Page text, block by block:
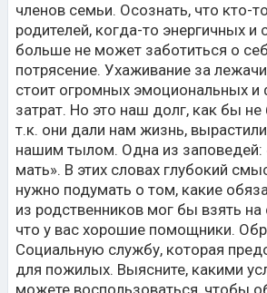
членов семьи. Осознать, что кто-
родителей, когда-то энергичных и
больше не может заботиться о
потрясение. Ухаживание за
стоит огромных эмоциональных и
затрат. Но это наш долг, как бы
т.к. они дали нам жизнь,
нашим тылом. Одна из заповедей:
мать». В этих словах глубокий
нужно подумать о том, какие
из родственников мог бы взять
что у вас хорошие помощники.
Социальную службу, которая
для пожилых. Выясните, какими
можете воспользоваться, чтобы